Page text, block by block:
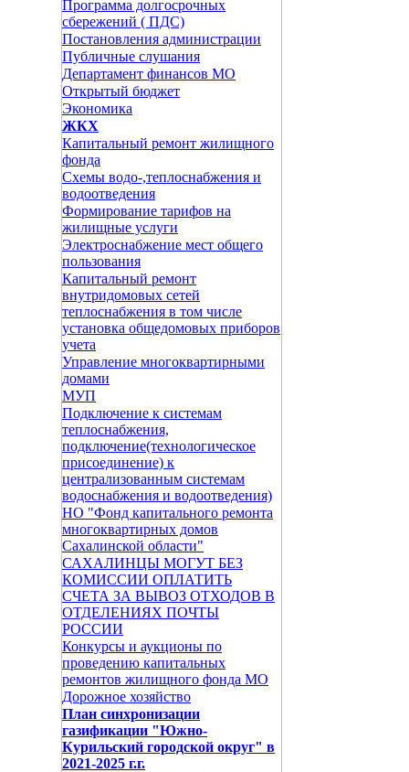
Программа долгосрочных
сбережений ( ПДС)
Постановления администрации
Публичные слушания
Департамент финансов МО
Открытый бюджет
Экономика
ЖКХ
Капитальный ремонт жилищного
фонда
Схемы водо-,теплоснабжения и
водоотведения
Формирование тарифов на
жилищные услуги
Электроснабжение мест общего
пользования
Капитальный ремонт
внутридомовых сетей
теплоснабжения в том числе
установка общедомовых приборов
учета
Управление многоквартирными
домами
МУП
Подключение к системам
теплоснабжения,
подключение(технологическое
присоединение) к
централизованным системам
водоснабжения и водоотведения)
НО "Фонд капитального ремонта
многоквартирных домов
Сахалинской области"
САХАЛИНЦЫ МОГУТ БЕЗ
КОМИССИИ ОПЛАТИТЬ
СЧЕТА ЗА ВЫВОЗ ОТХОДОВ В
ОТДЕЛЕНИЯХ ПОЧТЫ
РОССИИ
Конкурсы и аукционы по
проведению капитальных
ремонтов жилищного фонда МО
Дорожное хозяйство
План синхронизации
газификации "Южно-
Курильский городской округ" в
2021-2025 г.г.